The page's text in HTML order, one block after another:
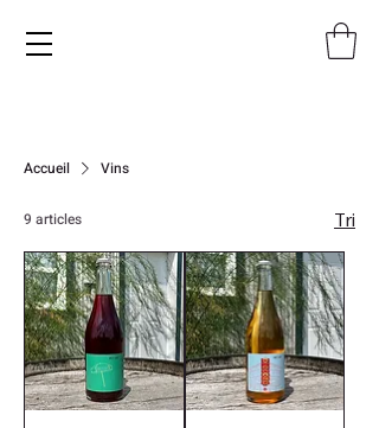
Accueil Vins
9 articles Tri